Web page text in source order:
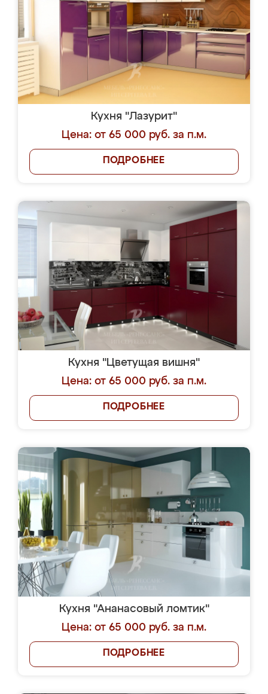
Кухня "Лазурит"
Цена: от 65 000 руб. за п.м.
ПОДРОБНЕЕ
Кухня "Цветущая вишня"
Цена: от 65 000 руб. за п.м.
ПОДРОБНЕЕ
Кухня "Ананасовый ломтик"
Цена: от 65 000 руб. за п.м.
ПОДРОБНЕЕ